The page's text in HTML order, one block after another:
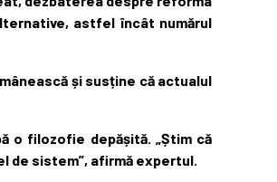
astfel încât numărul
și susține că actualul
o filozofie depășită. „Știm că
de sistem”, afirmă expertul.